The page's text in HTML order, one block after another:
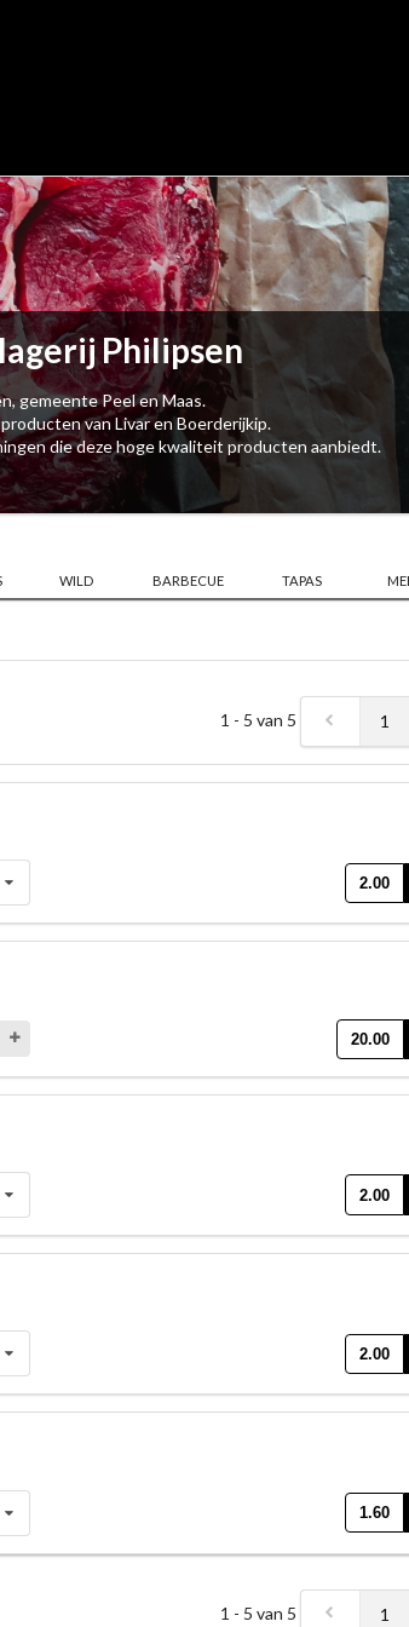
Philipsen
gemeente Peel en Maas.
van Livar en Boerderijkip.
die deze hoge kwaliteit producten aanbiedt.
WILD BARBECUE TAPAS
1 - 5 van 5 1
2.00
20.00
2.00
2.00
1.60
1 - 5 van 5 1